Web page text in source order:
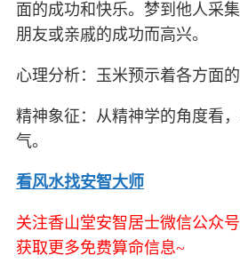
面的成功和快乐。梦到他人采
朋友或亲戚的成功而高兴。
心理分析：玉米预示着各方面的
精神象征：从精神学的角度看
气。
看风水找安智大师
关注香山堂安智居士微信公众号
获取更多免费算命信息~